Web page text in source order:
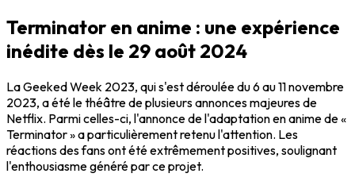
Terminator en anime : une expérience
inédite dès le 29 août 2024
La Geeked Week 2023, qui s'est déroulée du 6 au 11 novembre
2023, a été le théâtre de plusieurs annonces majeures de
Netflix. Parmi celles-ci, l'annonce de l'adaptation en anime de «
Terminator » a particulièrement retenu l'attention. Les
réactions des fans ont été extrêmement positives, soulignant
l'enthousiasme généré par ce projet.